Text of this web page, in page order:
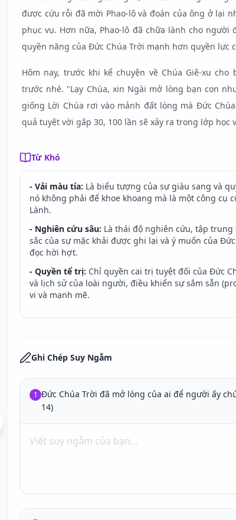
được cứu rỗi đã mời Phao-lô và đoàn của ông ở lại
phục vụ. Hơn nữa, Phao-lô đã chữa lành cho
quyền năng của Đức Chúa Trời mạnh hơn quyền lực
Hôm nay, trước khi kể chuyện về Chúa Giê-xu
trước nhé. "Lạy Chúa, xin Ngài mở lòng bạn con
giống Lời Chúa rơi vào mảnh đất lòng mà Đức
quả tuyệt vời gấp 30, 100 lần sẽ xảy ra trong lớp học
Từ Khó
- Vải màu tía: Là biểu tượng của sự giàu sang và
nó không phải để khoe khoang mà là một công cụ
Lành.
- Nghiên cứu sâu: Là thái độ nghiên cứu, tập
sắc của sự mặc khải được ghi lại và ý muốn của
đọc hời hợt.
- Quyền tể trị: Chỉ quyền cai trị tuyệt đối của Đức
và lịch sử của loài người, điều khiển sự sắm sẵn
vi và mạnh mẽ.
Ghi Chép Suy Ngẫm
1 Đức Chúa Trời đã mở lòng của ai để người ấy
14)